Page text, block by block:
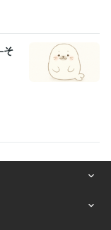
ンパス敏感過ぎて毎
す
本音でお話しして
。
恋愛
そ